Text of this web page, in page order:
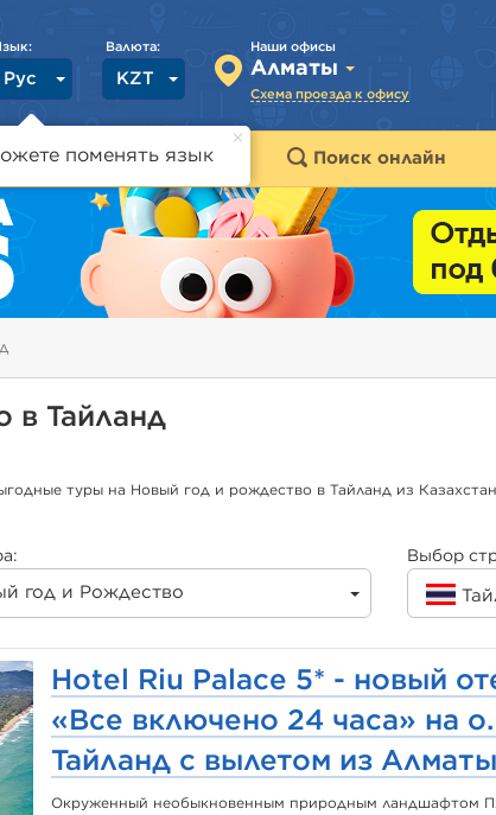
Наши офисы
Алматы
Схема проезда к офису
Валюта:
KZT
Рус
поменять язык
Горящие туры Поиск онлайн
в Тайланд
туры на Новый год и рождество в Тайланд из
год и Рождество
Выбор
Hotel Riu Palace 5* - новый
«Все включено 24 часа» на
Тайланд с вылетом из
Окруженный необыкновенным природным ландшафтом